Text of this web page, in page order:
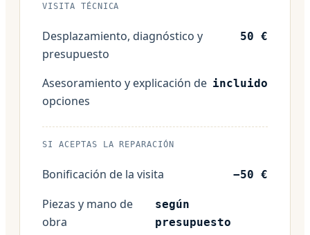
VISITA TÉCNICA
Desplazamiento, diagnóstico y
presupuesto
50 €
Asesoramiento y explicación de
opciones
incluido
SI ACEPTAS LA REPARACIÓN
Bonificación de la visita −50 €
Piezas y mano de
obra
según
presupuesto